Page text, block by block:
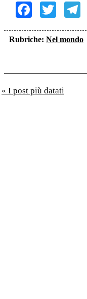
Rubriche: Nel mondo
« I post più datati